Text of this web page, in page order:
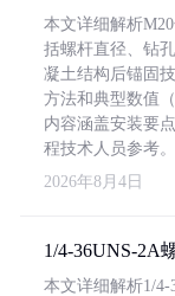
本文详细解析
括螺杆直径、钻
凝土结构后锚固
方法和典型数值
内容涵盖安装要
程技术人员参考。
2026年8月4日
1/4-36UNS-2A
本文详细解析1/4-